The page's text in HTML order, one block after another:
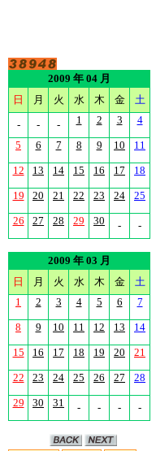
2009 年 04 月
日
月 火 水 木 金 土
- - - 1 2 3 4
5 6 7 8 9 10 11
12 13 14 15 16 17 18
19 20 21 22 23 24 25
26 27 28 29 30 - -
2009 年 03 月
日
月 火 水 木 金
土
1
2 3 4 5 6 7
8 9 10 11 12 13 14
15 16 17 18 19 20 21
22 23 24 25 26 27 28
29 30 31 - - - -